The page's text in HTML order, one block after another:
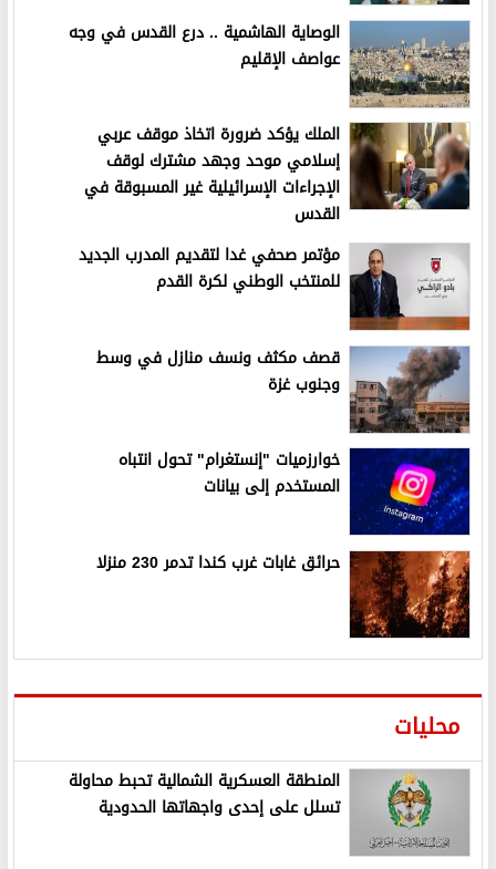
الوصاية الهاشمية .. درع القدس في وجه
عواصف الإقليم
الملك يؤكد ضرورة اتخاذ موقف عربي
إسلامي موحد وجهد مشترك لوقف
الإجراءات الإسرائيلية غير المسبوقة في
القدس
مؤتمر صحفي غدا لتقديم المدرب الجديد
للمنتخب الوطني لكرة القدم
قصف مكثف ونسف منازل في وسط
وجنوب غزة
خوارزميات "إنستغرام" تحول انتباه
المستخدم إلى بيانات
حرائق غابات غرب كندا تدمر 230 منزلا
محليات
المنطقة العسكرية الشمالية تحبط محاولة
تسلل على إحدى واجهاتها الحدودية